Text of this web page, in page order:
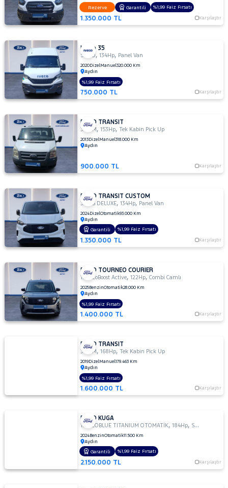
1.350.000 TL Karşılaştır
Rezerve Garantili %1,99 Faiz Fırsatı
Iveco 35
S 12 D,134Hp, Panel Van
2020DizelManuel320.000 Km
Aydın
750.000 TL Karşılaştır
%1,99 Faiz Fırsatı
FORD TRANSIT
330 M ,153Hp,Tek Kabin Pick Up
2013DizelManuel318.000 Km
Aydın
900.000 TL Karşılaştır
FORD TRANSIT CUSTOM
320 S DELUXE,134Hp, Panel Van
2024DizelOtomatik93.000 Km
Aydın
1.350.000 TL Karşılaştır
Garantili %1,99 Faiz Fırsatı
FORD TOURNEO COURIER
1.0 EcoBoost Active,122Hp,Combi Camlı
2025BenzinOtomatik28.000 Km
Aydın
1.400.000 TL Karşılaştır
%1,99 Faiz Fırsatı
FORD TRANSIT
350 M ,168Hp,Tek Kabin Pick Up
2019DizelManuel179.463 Km
Aydın
1.600.000 TL Karşılaştır
%1,99 Faiz Fırsatı
FORD KUGA
1.5 ECOBLUE TITANIUM OTOMATİK,184Hp, SUV
2024BenzinOtomatik11.500 Km
Aydın
2.150.000 TL Karşılaştır
Garantili %1,99 Faiz Fırsatı